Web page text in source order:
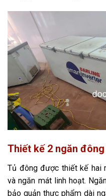
Thiết kế 2 ngăn
Tủ đông được thiết kế hai
và ngăn mát linh hoạt.
bảo quản thực phẩm dài